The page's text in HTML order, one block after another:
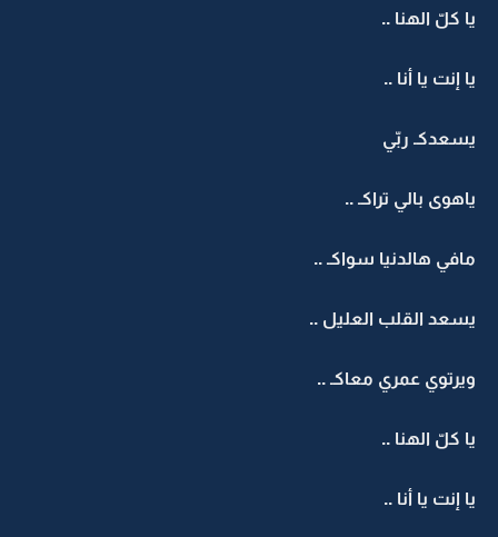
كلّ الهنا ..
إنت يا أنا ..
ربّي
بالي تراكـ ..
هالدنيا سواكـ ..
القلب العليل ..
عمري معاكـ ..
كلّ الهنا ..
إنت يا أنا ..